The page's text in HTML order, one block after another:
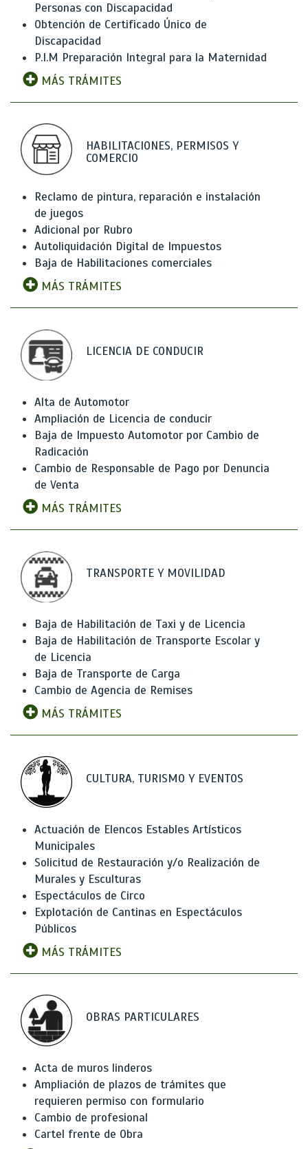
Personas con Discapacidad
Obtención de Certificado Único de
Discapacidad
P.I.M Preparación Integral para la Maternidad
MÁS TRÁMITES
HABILITACIONES, PERMISOS Y
COMERCIO
Reclamo de pintura, reparación e instalación
de juegos
Adicional por Rubro
Autoliquidación Digital de Impuestos
Baja de Habilitaciones comerciales
MÁS TRÁMITES
LICENCIA DE CONDUCIR
Alta de Automotor
Ampliación de Licencia de conducir
Baja de Impuesto Automotor por Cambio de
Radicación
Cambio de Responsable de Pago por Denuncia
de Venta
MÁS TRÁMITES
TRANSPORTE Y MOVILIDAD
Baja de Habilitación de Taxi y de Licencia
Baja de Habilitación de Transporte Escolar y
de Licencia
Baja de Transporte de Carga
Cambio de Agencia de Remises
MÁS TRÁMITES
CULTURA, TURISMO Y EVENTOS
Actuación de Elencos Estables Artísticos
Municipales
Solicitud de Restauración y/o Realización de
Murales y Esculturas
Espectáculos de Circo
Explotación de Cantinas en Espectáculos
Públicos
MÁS TRÁMITES
OBRAS PARTICULARES
Acta de muros linderos
Ampliación de plazos de trámites que
requieren permiso con formulario
Cambio de profesional
Cartel frente de Obra